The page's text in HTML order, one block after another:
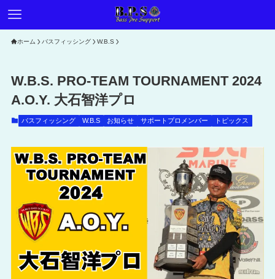
ホーム バスフィッシング W.B.S
W.B.S. PRO-TEAM TOURNAMENT 2024
A.O.Y. 大石智洋プロ
バスフィッシング W.B.S お知らせ サポートプロメンバー トピックス